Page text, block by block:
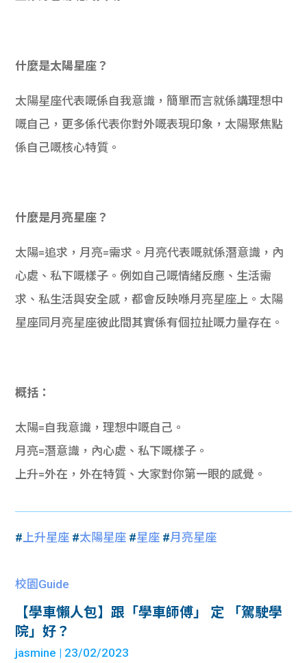
什麼是太陽星座？
太陽星座代表嘅係自我意識，簡單而言就係講理想中
嘅自己，更多係代表你對外嘅表現印象，太陽聚焦點
係自己嘅核心特質。
什麼是月亮星座？
太陽=追求，月亮=需求。月亮代表嘅就係潛意識，內
心處、私下嘅樣子。例如自己嘅情緒反應、生活需
求、私生活與安全感，都會反映喺月亮星座上。太陽
星座同月亮星座彼此間其實係有個拉扯嘅力量存在。
概括：
太陽=自我意識，理想中嘅自己。
月亮=潛意識，內心處、私下嘅樣子。
上升=外在，外在特質、大家對你第一眼的感覺。
# 上升星座 #太陽星座 #星座 #月亮星座
校園Guide
【學車懶人包】跟「學車師傅」 定 「駕駛學
院」好？
jasmine | 23/02/2023